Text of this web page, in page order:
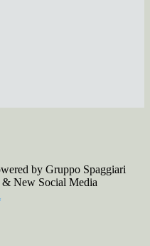
by Gruppo Spaggiari
New Social Media